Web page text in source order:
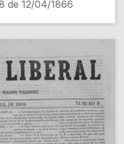
de 12/04/1866